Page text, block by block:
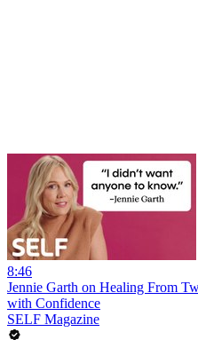
8:46
Jennie Garth on Healing From
with Confidence
SELF Magazine